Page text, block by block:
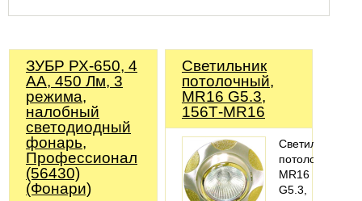
ЗУБР РХ-650, 4
AA, 450 Лм, 3
режима,
налобный
светодиодный
фонарь,
Профессионал
(56430)
(Фонари)
Светильник
потолочный,
MR16 G5.3,
156Т-MR16
Светильник
потолочный,
MR16
G5.3,